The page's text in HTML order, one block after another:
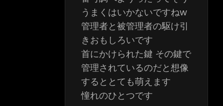
うまくはいかないですねw
管理者と被管理者の駆け引
きおもしろいです
首にかけられた鍵 その鍵で
管理されているのだと想像
するととても萌えます
憧れのひとつです